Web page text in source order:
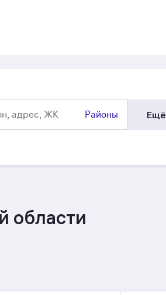
Районы Ещё
области